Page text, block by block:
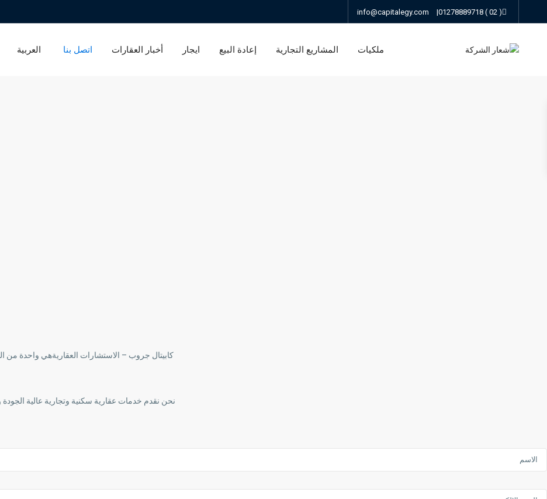
( 02 ) 01278889718
|
info@capitalegy.com
ملكيات المشاريع التجارية إعادة البيع ايجار أخبار العقارات اتصل بنا العربية
كابيتال جروب – الاستشارات العقاريةهي واحدة من
نحن نقدم خدمات عقارية سكنية وتجارية عالية